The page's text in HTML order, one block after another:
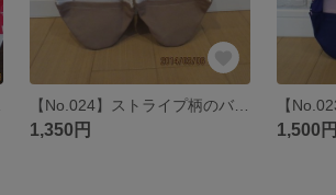
【No.024】ストライプ柄のバブーシュ(^_^)
1,350円 1,500円